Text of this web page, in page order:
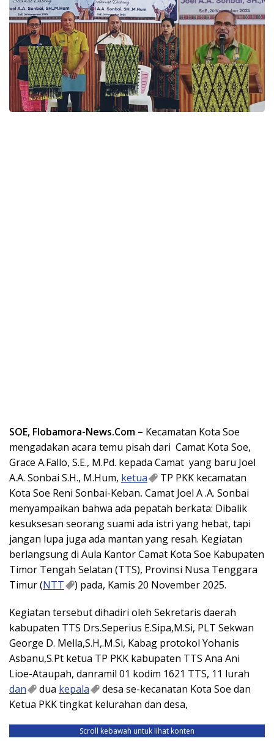
SOE, Flobamora-News.Com – Kecamatan Kota Soe
mengadakan acara temu pisah dari Camat Kota Soe,
Grace A.Fallo, S.E., M.Pd. kepada Camat yang baru Joel
A.A. Sonbai S.H., M.Hum, ketua
TP PKK kecamatan
Kota Soe Reni Sonbai-Keban. Camat Joel A .A. Sonbai
menyampaikan bahwa ada pepatah berkata: Dibalik
kesuksesan seorang suami ada istri yang hebat, tapi
jangan lupa juga ada mantan yang resah. Kegiatan
berlangsung di Aula Kantor Camat Kota Soe Kabupaten
Timor Tengah Selatan (TTS), Provinsi Nusa Tenggara
Timur (NTT ) pada, Kamis 20 November 2025.
Kegiatan tersebut dihadiri oleh Sekretaris daerah
kabupaten TTS Drs.Seperius E.Sipa,M.Si, PLT Sekwan
George D. Mella,S.H,.M.Si, Kabag protokol Yohanis
Asbanu,S.Pt ketua TP PKK kabupaten TTS Ana Ani
Lioe-Ataupah, danramil 01 kodim 1621 TTS, 11 lurah
dan
dua kepala
desa se-kecanatan Kota Soe dan
Ketua PKK tingkat kelurahan dan desa,
Scroll kebawah untuk lihat konten